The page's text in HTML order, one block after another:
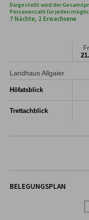
Dargestellt wird der
Personenzahl für jeden
7 Nächte, 2 Erwachsene
Landhaus Allgaier
Höfatsblick
Trettachblick
BELEGUNGSPLAN